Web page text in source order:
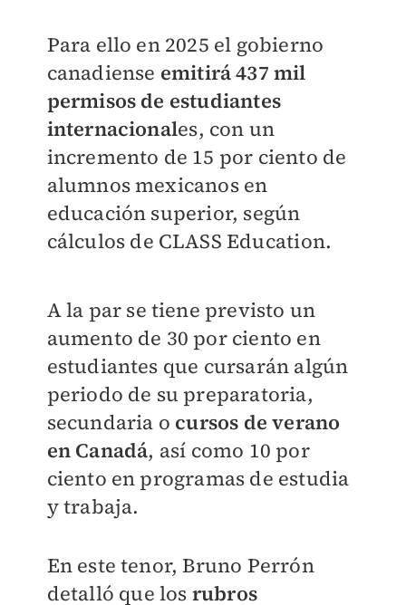
Para ello en 2025 el gobierno
canadiense emitirá 437 mil
permisos de estudiantes
internacionales, con un
incremento de 15 por ciento de
alumnos mexicanos en
educación superior, según
cálculos de CLASS Education.
A la par se tiene previsto un
aumento de 30 por ciento en
estudiantes que cursarán algún
periodo de su preparatoria,
secundaria o cursos de verano
en Canadá, así como 10 por
ciento en programas de estudia
y trabaja.
En este tenor, Bruno Perrón
detalló que los rubros